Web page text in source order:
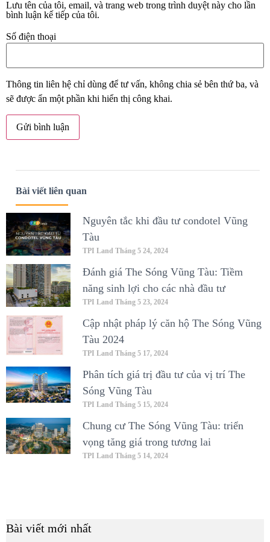
Lưu tên của tôi, email, và trang web trong trình duyệt này cho lần
bình luận kế tiếp của tôi.
Số điện thoại
Thông tin liên hệ chỉ dùng để tư vấn, không chia sẻ bên thứ ba, và
sẽ được ẩn một phần khi hiển thị công khai.
Bài viết liên quan
Nguyên tắc khi đầu tư condotel Vũng
Tàu
TPI Land Tháng 5 24, 2024
Đánh giá The Sóng Vũng Tàu: Tiềm
năng sinh lợi cho các nhà đầu tư
TPI Land Tháng 5 23, 2024
Cập nhật pháp lý căn hộ The Sóng Vũng
Tàu 2024
TPI Land Tháng 5 17, 2024
Phân tích giá trị đầu tư của vị trí The
Sóng Vũng Tàu
TPI Land Tháng 5 15, 2024
Chung cư The Sóng Vũng Tàu: triển
vọng tăng giá trong tương lai
TPI Land Tháng 5 14, 2024
Bài viết mới nhất